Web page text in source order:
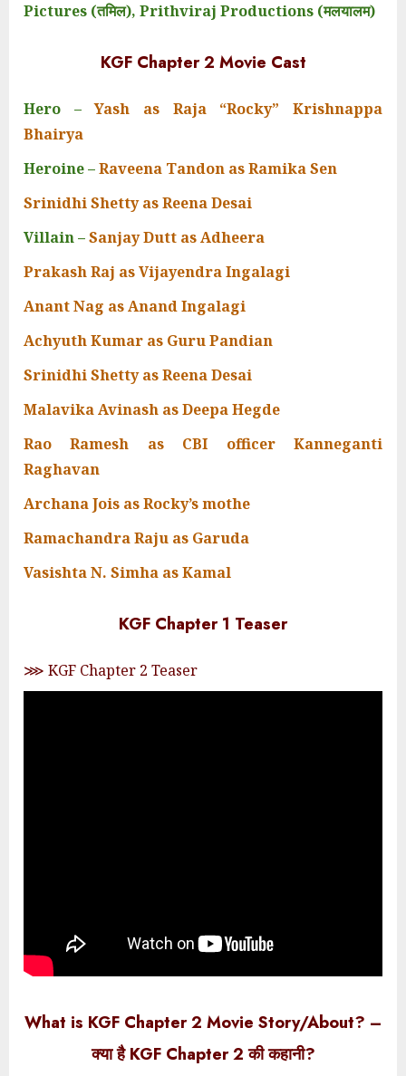
Pictures (तमिल), Prithviraj Productions (मलयालम)
KGF Chapter 2 Movie Cast
Hero –
Yash as Raja “Rocky” Krishnappa
Bhairya
Heroine –Raveena Tandon as Ramika Sen
Srinidhi Shetty as Reena Desai
Villain –Sanjay Dutt as Adheera
Prakash Raj as Vijayendra Ingalagi
Anant Nag as Anand Ingalagi
Achyuth Kumar as Guru Pandian
Srinidhi Shetty as Reena Desai
Malavika Avinash as Deepa Hegde
Rao Ramesh as CBI officer Kanneganti
Raghavan
Archana Jois as Rocky’s mothe
Ramachandra Raju as Garuda
Vasishta N. Simha as Kamal
KGF Chapter 1 Teaser
⋙ KGF Chapter 2 Teaser
What is KGF Chapter 2 Movie Story/About? –
क्या है KGF Chapter 2 की कहानी?